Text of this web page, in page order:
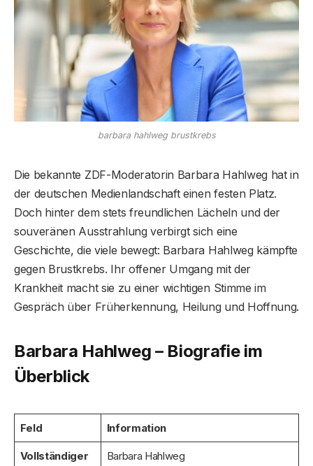
barbara hahlweg brustkrebs
Die bekannte ZDF-Moderatorin Barbara Hahlweg hat in
der deutschen Medienlandschaft einen festen Platz.
Doch hinter dem stets freundlichen Lächeln und der
souveränen Ausstrahlung verbirgt sich eine
Geschichte, die viele bewegt: Barbara Hahlweg kämpfte
gegen Brustkrebs. Ihr offener Umgang mit der
Krankheit macht sie zu einer wichtigen Stimme im
Gespräch über Früherkennung, Heilung und Hoffnung.
Barbara Hahlweg – Biografie im
Überblick
Feld Information
Vollständiger
Barbara Hahlweg